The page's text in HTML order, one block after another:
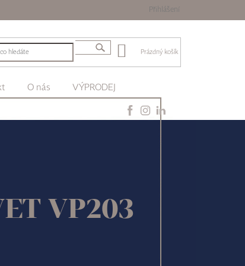
Přihlášení
Prázdný košík
O nás VÝPRODEJ
VP203